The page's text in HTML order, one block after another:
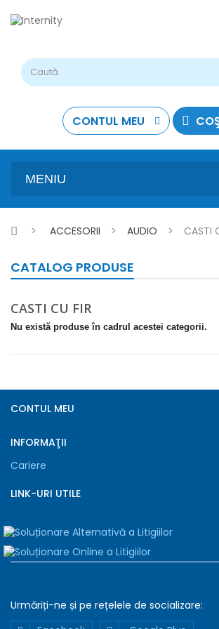
CONTUL MEU
MENIU
> ACCESORII > AUDIO > CASTI
CATALOG PRODUSE
CASTI CU FIR
Nu există produse în cadrul acestei categorii.
CONTUL MEU
INFORMAŢII
Cariere
LINK-URI UTILE
Urmăriți-ne și pe rețelele de socializare:
Declaratie Detalii
Folosim
cookie-
uri
uri